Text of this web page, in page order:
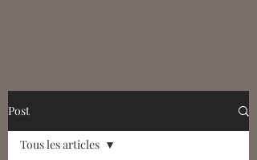
Post
Tous les articles